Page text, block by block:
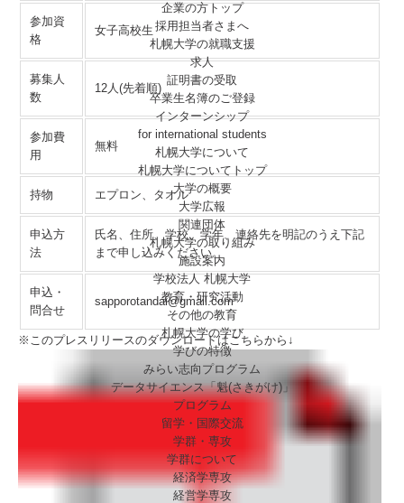
企業の方トップ
採用担当者さまへ
札幌大学の就職支援
求人
証明書の受取
卒業生名簿のご登録
インターンシップ
for international students
札幌大学について
札幌大学についてトップ
大学の概要
大学広報
関連団体
札幌大学の取り組み
施設案内
学校法人 札幌大学
教育・研究活動
その他の教育
札幌大学の学び
学びの特徴
みらい志向プログラム
データサイエンス「魁(さきがけ)」
プログラム
留学・国際交流
学群・専攻
学群について
経済学専攻
経営学専攻
参加資
格
女子高校生
募集人
数
12人(先着順)
参加費
用
無料
持物 エプロン、タオル
申込方
法
氏名、住所、学校、学年、連絡先を明記のうえ下記
まで申し込みください。
申込・
問合せ
sapporotandai@gmail.com
※このプレスリリースのダウンロードはこちらから↓